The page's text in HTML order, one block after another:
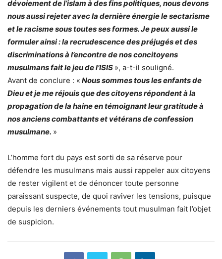
dévoiement de l’islam à des fins politiques, nous devons
nous aussi rejeter avec la dernière énergie le sectarisme
et le racisme sous toutes ses formes. Je peux aussi le
formuler ainsi : la recrudescence des préjugés et des
discriminations à l’encontre de nos concitoyens
musulmans fait le jeu de l’ISIS », a-t-il souligné.
Avant de conclure : « Nous sommes tous les enfants de
Dieu et je me réjouis que des citoyens répondent à la
propagation de la haine en témoignant leur gratitude à
nos anciens combattants et vétérans de confession
musulmane. »
L’homme fort du pays est sorti de sa réserve pour
défendre les musulmans mais aussi rappeler aux citoyens
de rester vigilent et de dénoncer toute personne
paraissant suspecte, de quoi raviver les tensions, puisque
depuis les derniers événements tout musulman fait l’objet
de suspicion.